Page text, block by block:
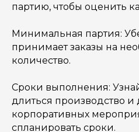
партию, чтобы оценить
Минимальная партия:
принимает заказы на
количество.
Сроки выполнения:
длиться производство и
корпоративных
спланировать сроки.